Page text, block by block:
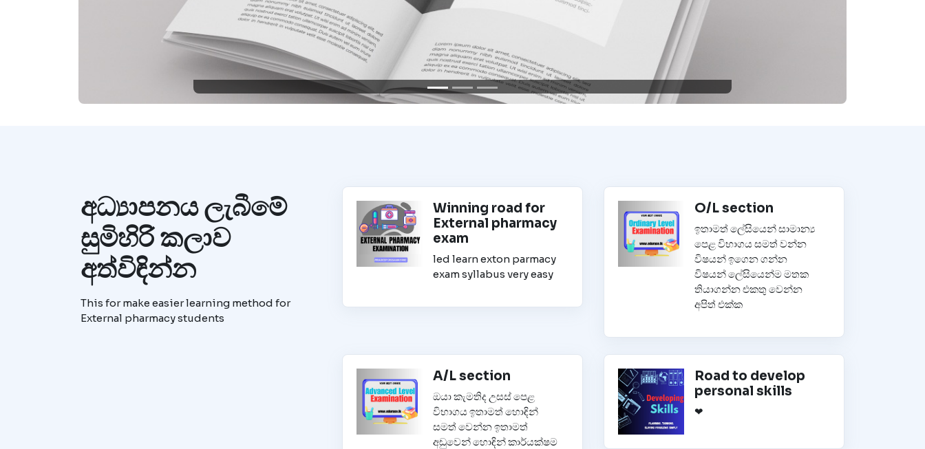
අධ්‍යාපනය ලැබීමේ
සුමිහිරි කලාව
අත්විඳින්න
This for make easier learning method for
External pharmacy students
Winning road for
External pharmacy
exam
led learn exton parmacy
exam syllabus very easy
O/L section
ඉතාමත් ලේසියෙන් සාමාන්‍ය
පෙළ විභාගය සමත් වන්න
විෂයන් ඉගෙන ගන්න
විෂයන් ලේසියෙන්ම මතක
තියාගන්න එකතු වෙන්න
අපිත් එක්ක
A/L section
ඔයා කැමතිද උසස් පෙළ
විභාගය ඉතාමත් හොඳින්
සමත් වෙන්න ඉතාමත්
අඩුවෙන් හොඳින් කාර්යක්ෂම
Road to develop
personal skills
❤